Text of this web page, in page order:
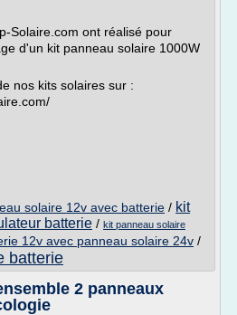
Solaire.com ont réalisé pour
d'un kit panneau solaire 1000W
nos kits solaires sur :
solaire 12v avec batterie / kit
batterie / kit panneau solaire
12v avec panneau solaire 24v /
batterie
2 panneaux